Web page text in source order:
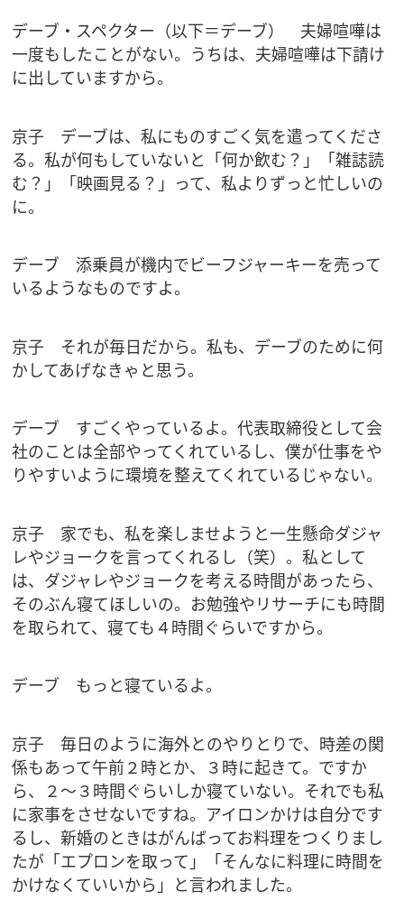
デーブ・スペクター（以下＝デーブ） 夫婦喧嘩は
一度もしたことがない。うちは、夫婦喧嘩は下請け
に出していますから。
京子 デーブは、私にものすごく気を遣ってくださ
る。私が何もしていないと「何か飲む？」「雑誌読
む？」「映画見る？」って、私よりずっと忙しいの
に。
デーブ 添乗員が機内でビーフジャーキーを売って
いるようなものですよ。
京子 それが毎日だから。私も、デーブのために何
かしてあげなきゃと思う。
デーブ すごくやっているよ。代表取締役として会
社のことは全部やってくれているし、僕が仕事をや
りやすいように環境を整えてくれているじゃない。
京子 家でも、私を楽しませようと一生懸命ダジャ
レやジョークを言ってくれるし（笑）。私として
は、ダジャレやジョークを考える時間があったら、
そのぶん寝てほしいの。お勉強やリサーチにも時間
を取られて、寝ても４時間ぐらいですから。
デーブ もっと寝ているよ。
京子 毎日のように海外とのやりとりで、時差の関
係もあって午前２時とか、３時に起きて。ですか
ら、２～３時間ぐらいしか寝ていない。それでも私
に家事をさせないですね。アイロンかけは自分です
るし、新婚のときはがんばってお料理をつくりまし
たが「エプロンを取って」「そんなに料理に時間を
かけなくていいから」と言われました。